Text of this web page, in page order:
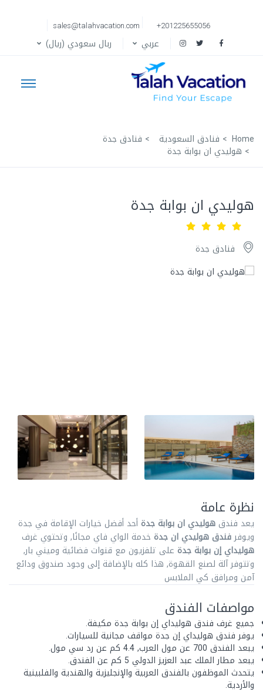
+201225655056
sales@talahvacation.com
عربي ربال سعودي (ريال)
Home فنادق السعودية فنادق جدة
هوليدي ان بوابة جدة
هوليدي ان بوابة جدة
فنادق جدة
نظرة عامة
يعد فندق هوليدي ان بوابة جدةأحد أفضل خيارات الإقامة في جدة
ويوفرفندق هوليدي ان جدة خدمة الواي فاي مجانًا, وتحتوي غرف
هوليداي إن بوابة جدة على تلفزيون مع قنوات فضائية وميني بار,
وتتوفر آلة لصنع القهوة, هذا كله بالإضافة إلى وجود صندوق ودائع
آمن ومرافق كي الملابس
مواصفات الفندق
جميع غرف فندق هوليداي إن بوابة جدة مكيفة.
يوفر فندق هوليداي إن جدة مواقف مجانية للسيارات.
يبعد الفندق 700 عن مول العرب, 4.4 كم عن رد سي مول.
يبعد مطار الملك عبد العزيز الدولي 5 كم عن الفندق.
يتحدث الموظفون بالفندق العربية والإنجليزية والهندية والفلبينية
والأردية.